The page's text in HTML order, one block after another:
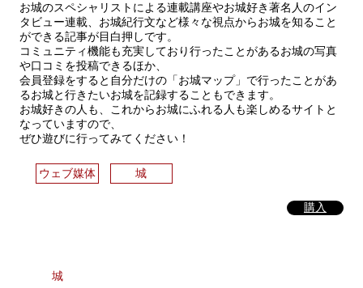
お城のスペシャリストによる連載講座やお城好き著名人のイン
タビュー連載、お城紀行文など様々な視点からお城を知ること
ができる記事が目白押しです。
コミュニティ機能も充実しており行ったことがあるお城の写真
や口コミを投稿できるほか、
会員登録をすると自分だけの「お城マップ」で行ったことがあ
るお城と行きたいお城を記録することもできます。
お城好きの人も、これからお城にふれる人も楽しめるサイトと
なっていますので、
ぜひ遊びに行ってみてください！
ウェブ媒体 城
購入
城